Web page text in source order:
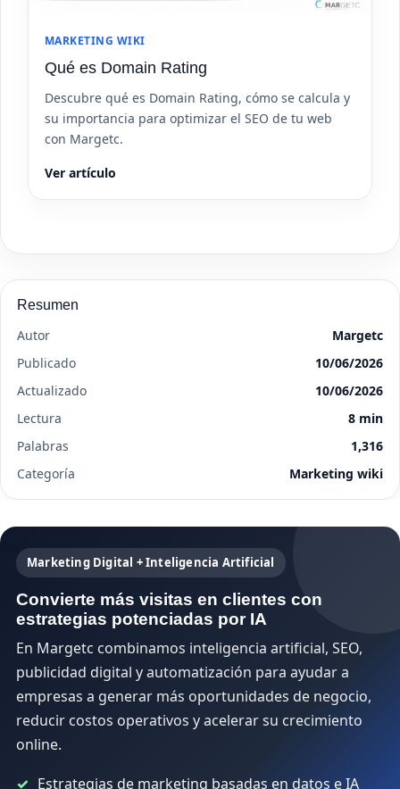
MARKETING WIKI
Qué es Domain Rating
Descubre qué es Domain Rating, cómo se calcula y
su importancia para optimizar el SEO de tu web
con Margetc.
Ver artículo
Resumen
Autor
Margetc
Publicado
10/06/2026
Actualizado
10/06/2026
Lectura
8 min
Palabras
1,316
Categoría
Marketing wiki
Marketing Digital + Inteligencia Artificial
Convierte más visitas en clientes con
estrategias potenciadas por IA
En Margetc combinamos inteligencia artificial, SEO,
publicidad digital y automatización para ayudar a
empresas a generar más oportunidades de negocio,
reducir costos operativos y acelerar su crecimiento
online.
Estrategias de marketing basadas en datos e IA